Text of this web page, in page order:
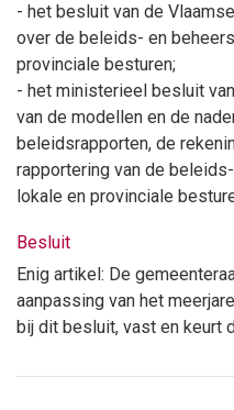
- het besluit van de
over de beleids- en
provinciale besturen;
- het ministerieel besluit
van de modellen en de
beleidsrapporten, de
rapportering van de
lokale en provinciale
Besluit
Enig artikel: De
aanpassing van het
bij dit besluit, vast en keurt